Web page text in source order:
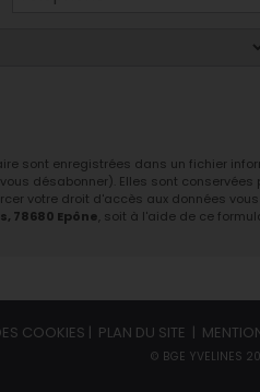
sont enregistrées dans un fichier
désabonner). Elles sont conservées
votre droit d'accès aux données
78680 Epône , soit à l'aide de ce
COOKIES PLAN DU SITE
© BGE YVELINES